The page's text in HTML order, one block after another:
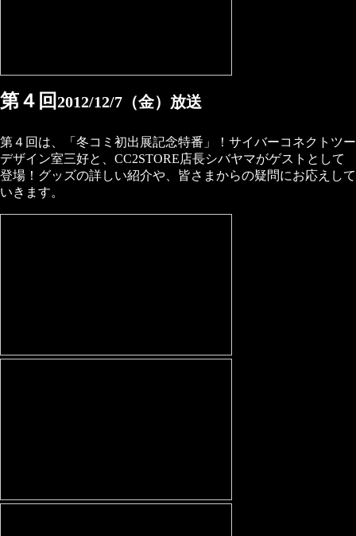
第４回2012/12/7（金）放送
第４回は、「冬コミ初出展記念特番」！サイバーコネクトツー
デザイン室三好と、CC2STORE店長シバヤマがゲストとして
登場！グッズの詳しい紹介や、皆さまからの疑問にお応えして
いきます。